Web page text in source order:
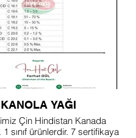
KANOLA YAĞI
Çin Hindistan Kanada
sınıf ürünlerdir. 7 sertifikaya